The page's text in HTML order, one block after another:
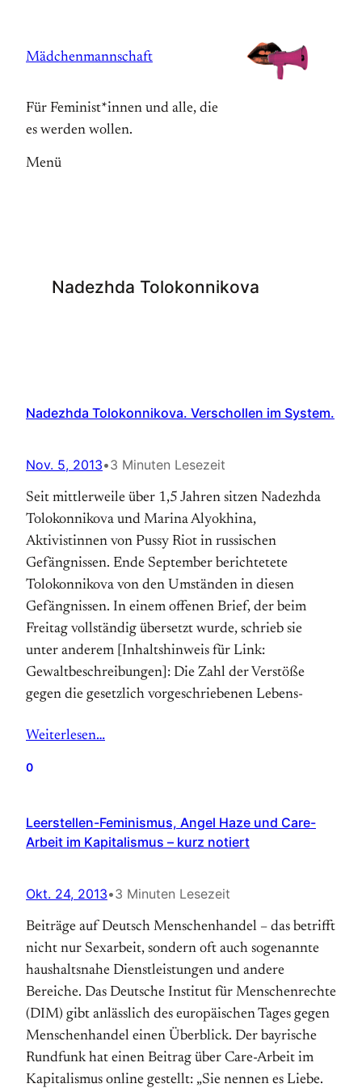
springen
Mädchenmannschaft
Für Feminist*innen und alle, die
es werden wollen.
Menü
Nadezhda Tolokonnikova
Nadezhda Tolokonnikova. Verschollen im System.
Nov. 5, 2013•3 Minuten Lesezeit
Seit mittlerweile über 1,5 Jahren sitzen Nadezhda
Tolokonnikova und Marina Alyokhina,
Aktivistinnen von Pussy Riot in russischen
Gefängnissen. Ende September berichtetete
Tolokonnikova von den Umständen in diesen
Gefängnissen. In einem offenen Brief, der beim
Freitag vollständig übersetzt wurde, schrieb sie
unter anderem [Inhaltshinweis für Link:
Gewaltbeschreibungen]: Die Zahl der Verstöße
gegen die gesetzlich vorgeschriebenen Lebens-
Weiterlesen…
0
Leerstellen-Feminismus, Angel Haze und Care-
Arbeit im Kapitalismus – kurz notiert
Okt. 24, 2013•3 Minuten Lesezeit
Beiträge auf Deutsch Menschenhandel – das betrifft
nicht nur Sexarbeit, sondern oft auch sogenannte
haushaltsnahe Dienstleistungen und andere
Bereiche. Das Deutsche Institut für Menschenrechte
(DIM) gibt anlässlich des europäischen Tages gegen
Menschenhandel einen Überblick. Der bayrische
Rundfunk hat einen Beitrag über Care-Arbeit im
Kapitalismus online gestellt: „Sie nennen es Liebe.